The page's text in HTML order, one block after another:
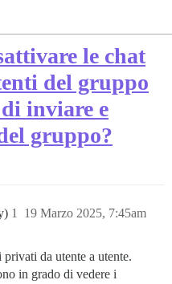
le chat
del gruppo
inviare e
gruppo?
19 Marzo 2025, 7:45am
1
da utente a utente.
in grado di vedere i